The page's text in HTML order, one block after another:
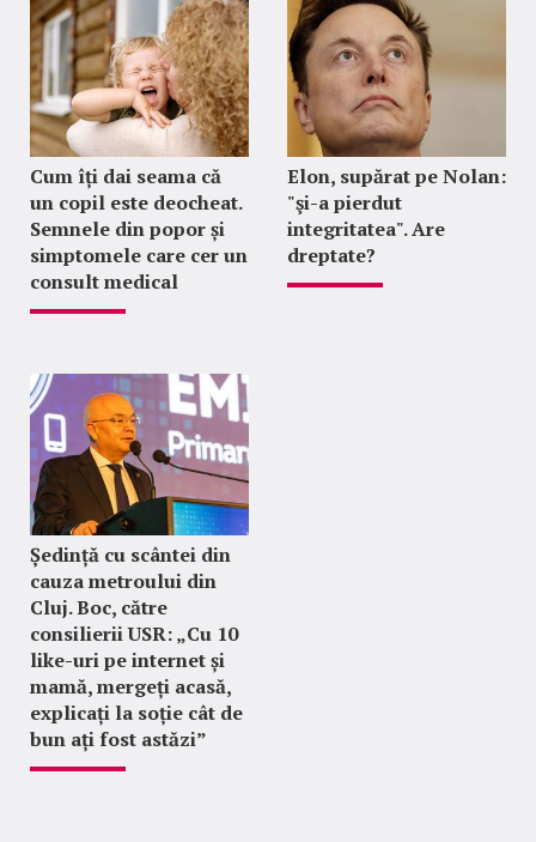
Cum îți dai seama că
un copil este deocheat.
Semnele din popor și
simptomele care cer un
consult medical
Elon, supărat pe Nolan:
"şi-a pierdut
integritatea". Are
dreptate?
Ședință cu scântei din
cauza metroului din
Cluj. Boc, către
consilierii USR: „Cu 10
like-uri pe internet și
mamă, mergeți acasă,
explicați la soție cât de
bun ați fost astăzi”